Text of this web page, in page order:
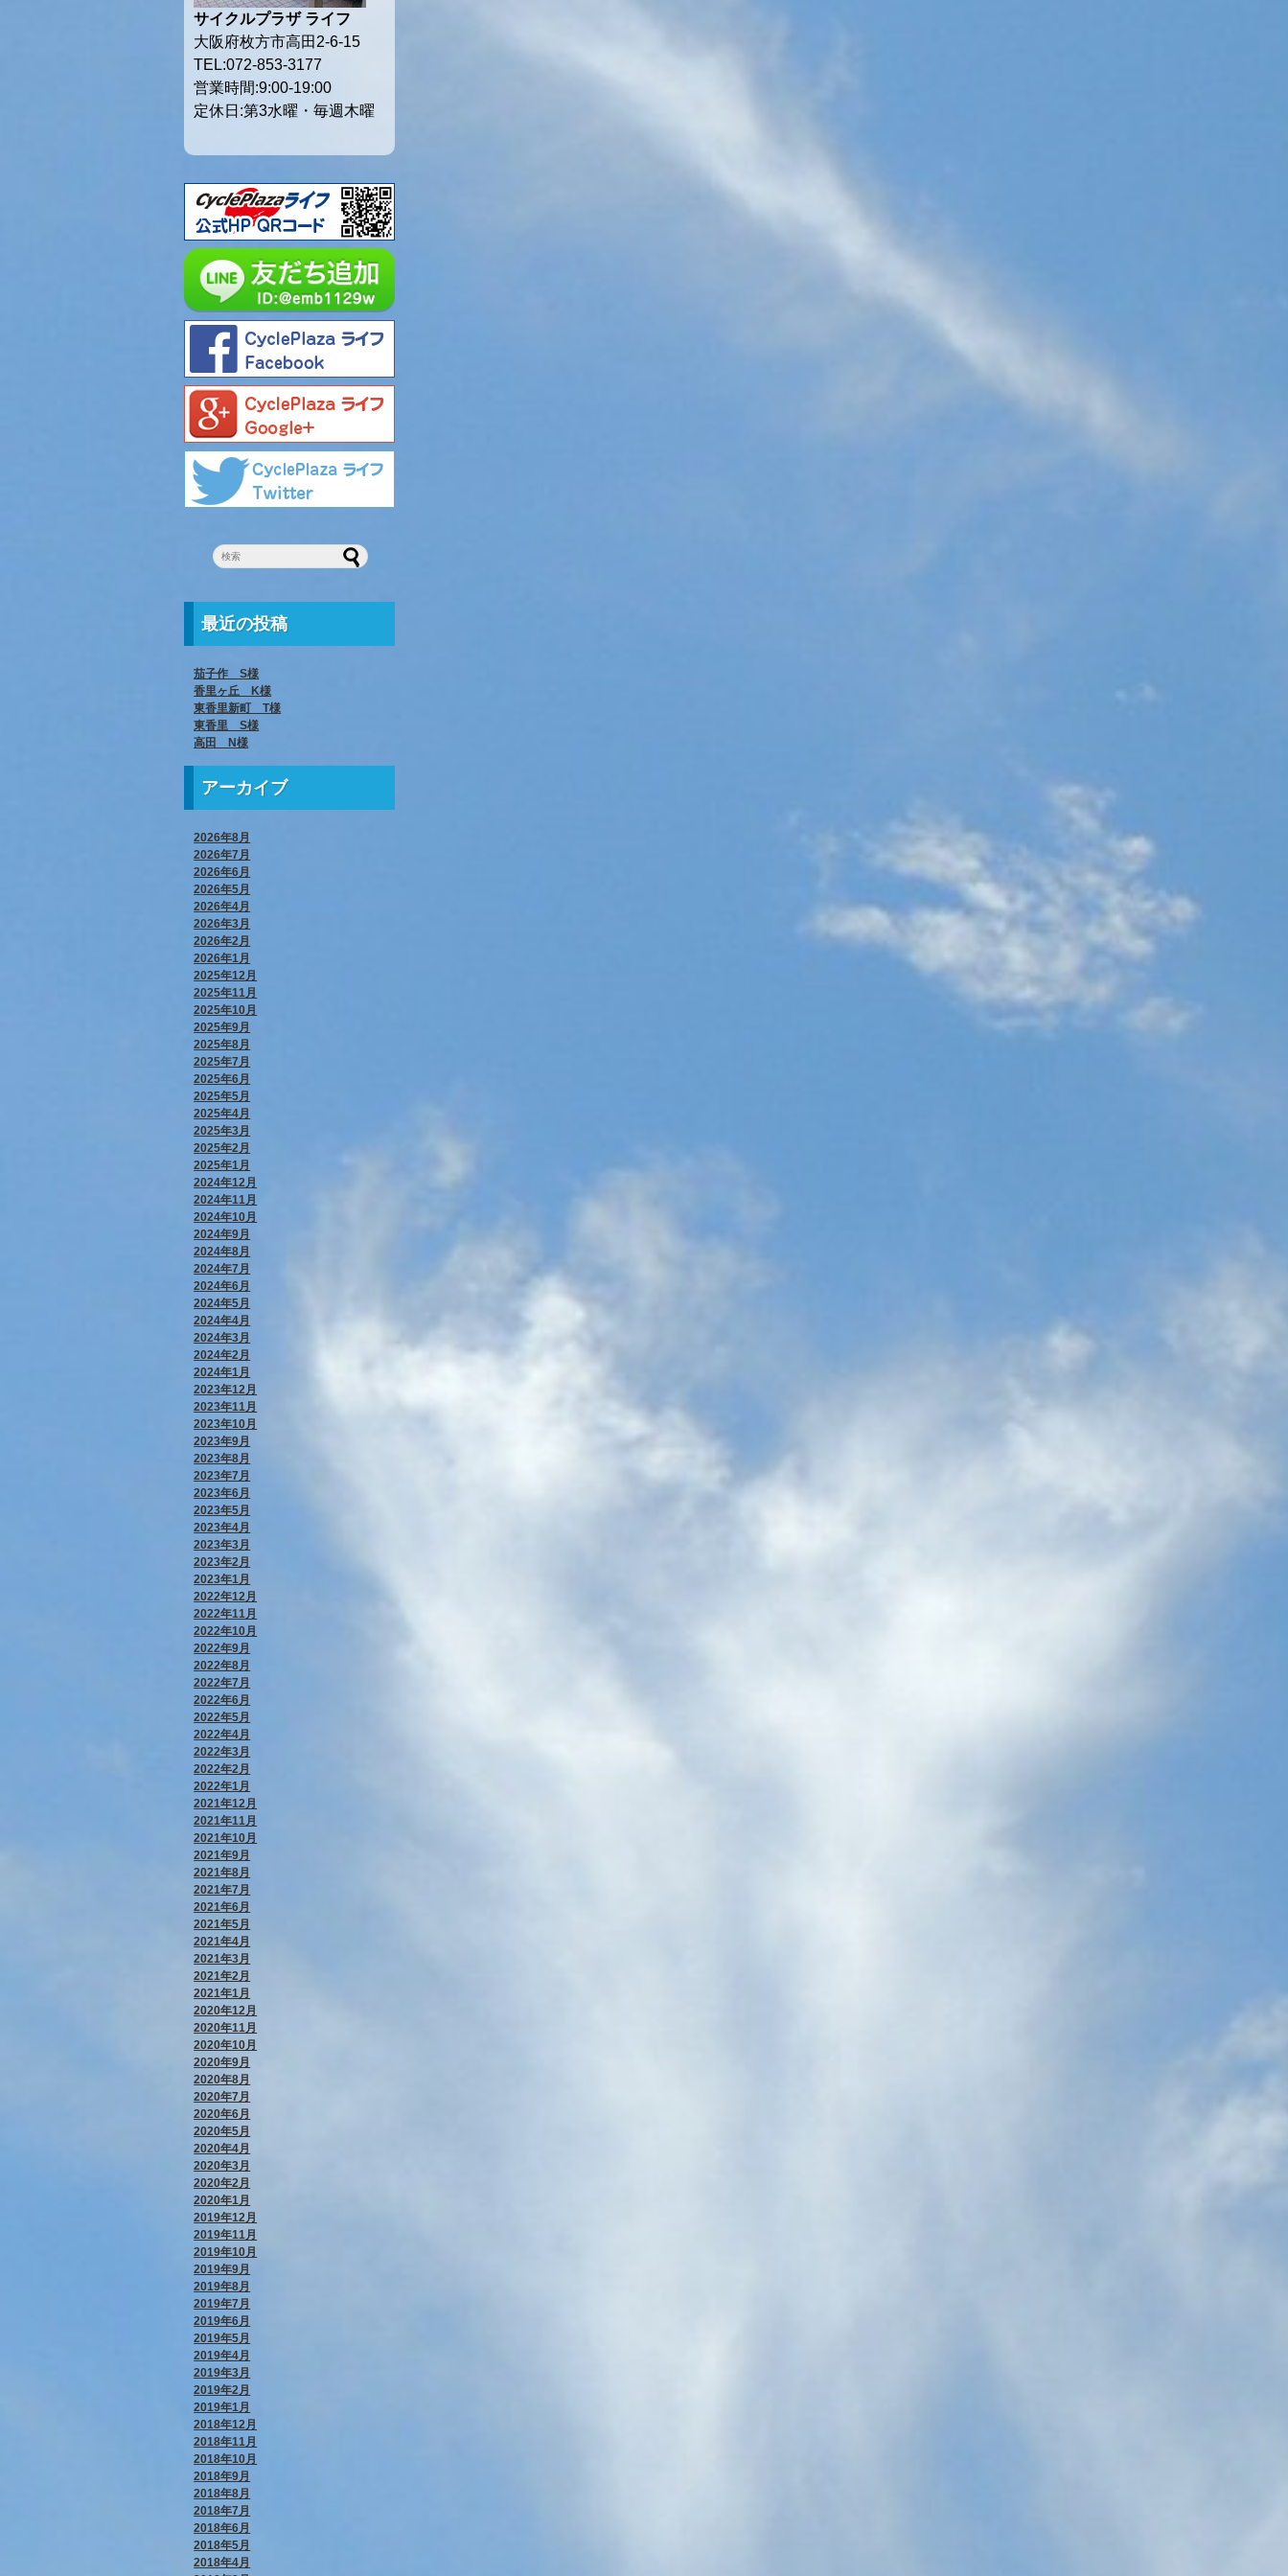
サイクルプラザ ライフ
大阪府枚方市高田2-6-15
TEL:072-853-3177
営業時間:9:00-19:00
定休日:第3水曜・毎週木曜
最近の投稿
茄子作 S様
香里ヶ丘 K様
東香里新町 T様
東香里 S様
高田 N様
アーカイブ
2026年8月
2026年7月
2026年6月
2026年5月
2026年4月
2026年3月
2026年2月
2026年1月
2025年12月
2025年11月
2025年10月
2025年9月
2025年8月
2025年7月
2025年6月
2025年5月
2025年4月
2025年3月
2025年2月
2025年1月
2024年12月
2024年11月
2024年10月
2024年9月
2024年8月
2024年7月
2024年6月
2024年5月
2024年4月
2024年3月
2024年2月
2024年1月
2023年12月
2023年11月
2023年10月
2023年9月
2023年8月
2023年7月
2023年6月
2023年5月
2023年4月
2023年3月
2023年2月
2023年1月
2022年12月
2022年11月
2022年10月
2022年9月
2022年8月
2022年7月
2022年6月
2022年5月
2022年4月
2022年3月
2022年2月
2022年1月
2021年12月
2021年11月
2021年10月
2021年9月
2021年8月
2021年7月
2021年6月
2021年5月
2021年4月
2021年3月
2021年2月
2021年1月
2020年12月
2020年11月
2020年10月
2020年9月
2020年8月
2020年7月
2020年6月
2020年5月
2020年4月
2020年3月
2020年2月
2020年1月
2019年12月
2019年11月
2019年10月
2019年9月
2019年8月
2019年7月
2019年6月
2019年5月
2019年4月
2019年3月
2019年2月
2019年1月
2018年12月
2018年11月
2018年10月
2018年9月
2018年8月
2018年7月
2018年6月
2018年5月
2018年4月